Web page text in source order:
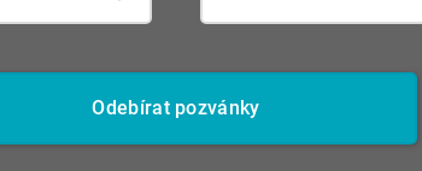
Odebírat pozvánky